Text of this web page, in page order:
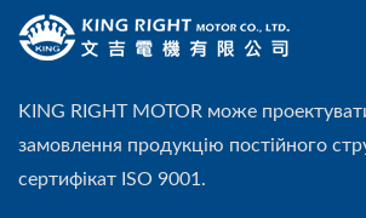
KING RIGHT MOTOR може
замовлення продукцію постійного
сертифікат ISO 9001.